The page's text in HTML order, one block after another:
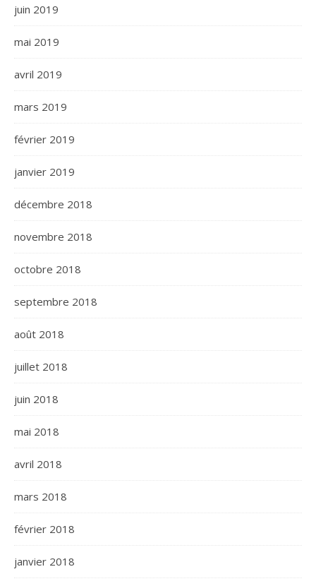
juin 2019
mai 2019
avril 2019
mars 2019
février 2019
janvier 2019
décembre 2018
novembre 2018
octobre 2018
septembre 2018
août 2018
juillet 2018
juin 2018
mai 2018
avril 2018
mars 2018
février 2018
janvier 2018